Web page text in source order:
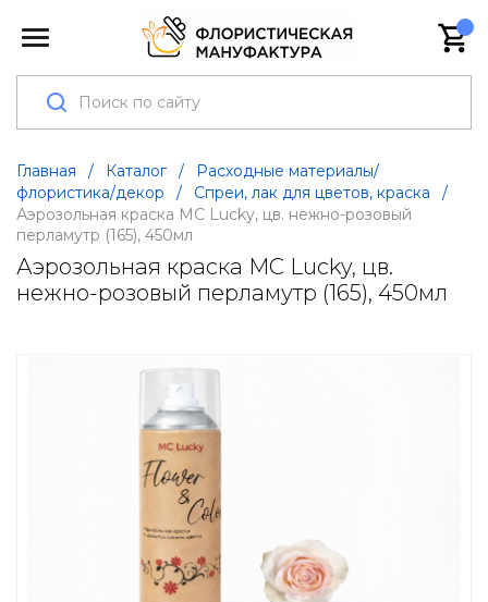
Главная / Каталог /
Расходные материалы/
флористика/декор
/ Спреи, лак для цветов, краска
/
Аэрозольная краска MC Lucky, цв. нежно-розовый
перламутр (165), 450мл
Аэрозольная краска MC Lucky, цв.
нежно-розовый перламутр (165), 450мл